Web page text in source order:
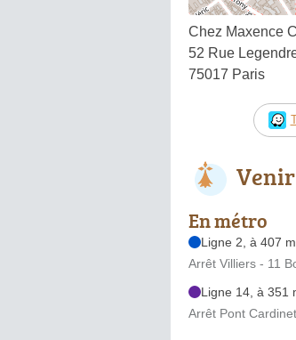
Chez Maxence
52 Rue
75017 Paris
En métro
Ligne 2, à 407 m
Arrêt Villiers - 11
Ligne 14, à 351
Arrêt Pont